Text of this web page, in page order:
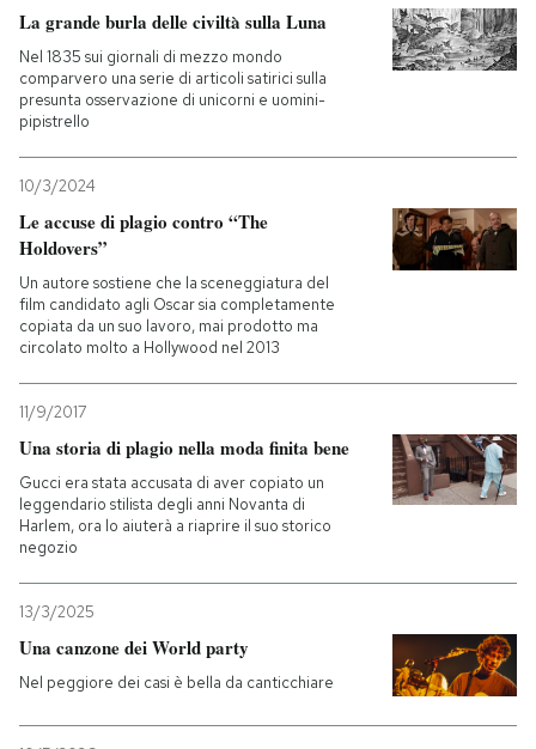
La grande burla delle civiltà sulla Luna
Nel 1835 sui giornali di mezzo mondo
comparvero una serie di articoli satirici sulla
presunta osservazione di unicorni e uomini-
pipistrello
10/3/2024
Le accuse di plagio contro “The
Holdovers”
Un autore sostiene che la sceneggiatura del
film candidato agli Oscar sia completamente
copiata da un suo lavoro, mai prodotto ma
circolato molto a Hollywood nel 2013
11/9/2017
Una storia di plagio nella moda finita bene
Gucci era stata accusata di aver copiato un
leggendario stilista degli anni Novanta di
Harlem, ora lo aiuterà a riaprire il suo storico
negozio
13/3/2025
Una canzone dei World party
Nel peggiore dei casi è bella da canticchiare